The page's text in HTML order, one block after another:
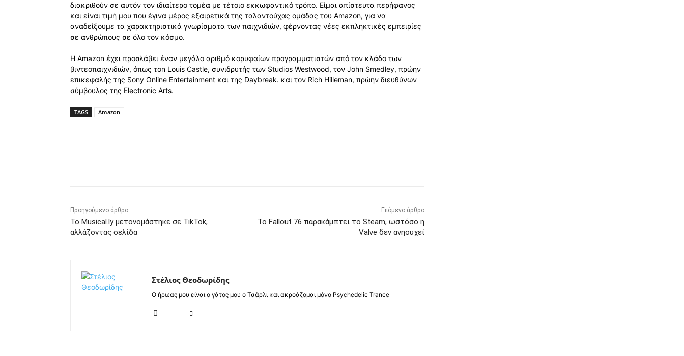
διακριθούν σε αυτόν τον ιδιαίτερο τομέα με τέτοιο εκκωφαντικό τρόπο. Είμαι απίστευτα περήφανος
και είναι τιμή μου που έγινα μέρος εξαιρετικά της ταλαντούχας ομάδας του Amazon, για να
αναδείξουμε τα χαρακτηριστικά γνωρίσματα των παιχνιδιών, φέρνοντας νέες εκπληκτικές εμπειρίες
σε ανθρώπους σε όλο τον κόσμο.
Η Amazon έχει προσλάβει έναν μεγάλο αριθμό κορυφαίων προγραμματιστών από τον κλάδο των
βιντεοπαιχνιδιών, όπως τοn Louis Castle, συνιδρυτής των Studios Westwood, τον John Smedley, πρώην
επικεφαλής της Sony Online Entertainment και της Daybreak. και τον Rich Hilleman, πρώην διευθύνων
σύμβουλος της Electronic Arts.
TAGS Amazon
Προηγούμενο άρθρο
Το Musical.ly μετονομάστηκε σε TikTok,
αλλάζοντας σελίδα
Επόμενο άρθρο
Το Fallout 76 παρακάμπτει το Steam, ωστόσο η
Valve δεν ανησυχεί
Στέλιος Θεοδωρίδης
Ο ήρωας μου είναι ο γάτος μου ο Τσάρλι και ακροάζομαι μόνο Psychedelic Trance